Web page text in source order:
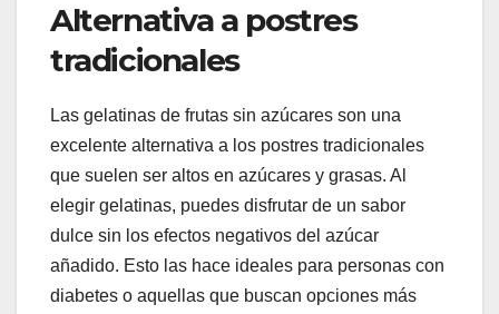
Alternativa a postres
tradicionales
Las gelatinas de frutas sin azúcares son una
excelente alternativa a los postres tradicionales
que suelen ser altos en azúcares y grasas. Al
elegir gelatinas, puedes disfrutar de un sabor
dulce sin los efectos negativos del azúcar
añadido. Esto las hace ideales para personas con
diabetes o aquellas que buscan opciones más